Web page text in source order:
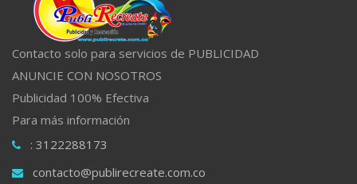
Contacto solo para servicios de PUBLICIDAD
ANUNCIE CON NOSOTROS
Publicidad 100% Efectiva
Para más información
: 3122288173
contacto@publirecreate.com.co